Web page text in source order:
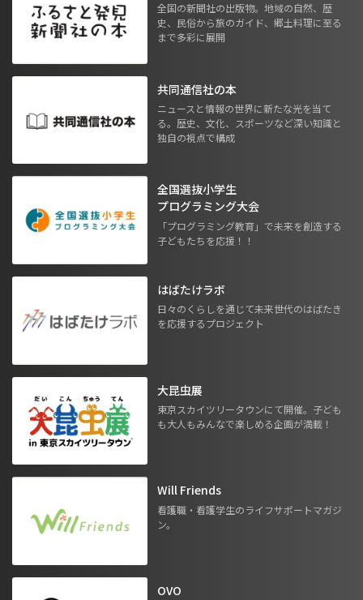
全国の新聞社の出版物。地域の自然、歴
史、民俗から旅のガイド、郷土料理に至る
まで多彩に展開
共同通信社の本
ニュースと情報の世界に新たな光を当て
る。歴史、文化、スポーツなど深い知識と
独自の視点で構成
全国選抜小学生
プログラミング大会
「プログラミング教育」で未来を創造する
子どもたちを応援！！
はばたけラボ
日々のくらしを通じて未来世代のはばたき
を応援するプロジェクト
大昆虫展
東京スカイツリータウンにて開催。子ども
も大人もみんなで楽しめる企画が満載！
Will Friends
看護職・看護学生のライフサポートマガジ
ン。
OVO